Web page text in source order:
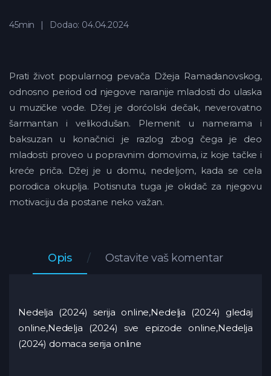
45min Dodao: 04.04.2024
Prati život popularnog pevača Džeja Ramadanovskog,
odnosno period od njegove naranije mladosti do ulaska
u muzičke vode. Džej je dorćolski dečak, neverovatno
šarmantan i velikodušan. Plemenit u namerama i
baksuzan u konačnici je razlog zbog čega je deo
mladosti proveo u popravnim domovima, iz koje tačke i
kreće priča. Džej je u domu, nedeljom, kada se cela
porodica okuplja. Potisnuta tuga je okidač za njegovu
motivaciju da postane neko važan.
Opis Ostavite vaš komentar
Nedelja (2024) serija online,Nedelja (2024) gledaj
online,Nedelja (2024) sve epizode online,Nedelja
(2024) domaca serija online